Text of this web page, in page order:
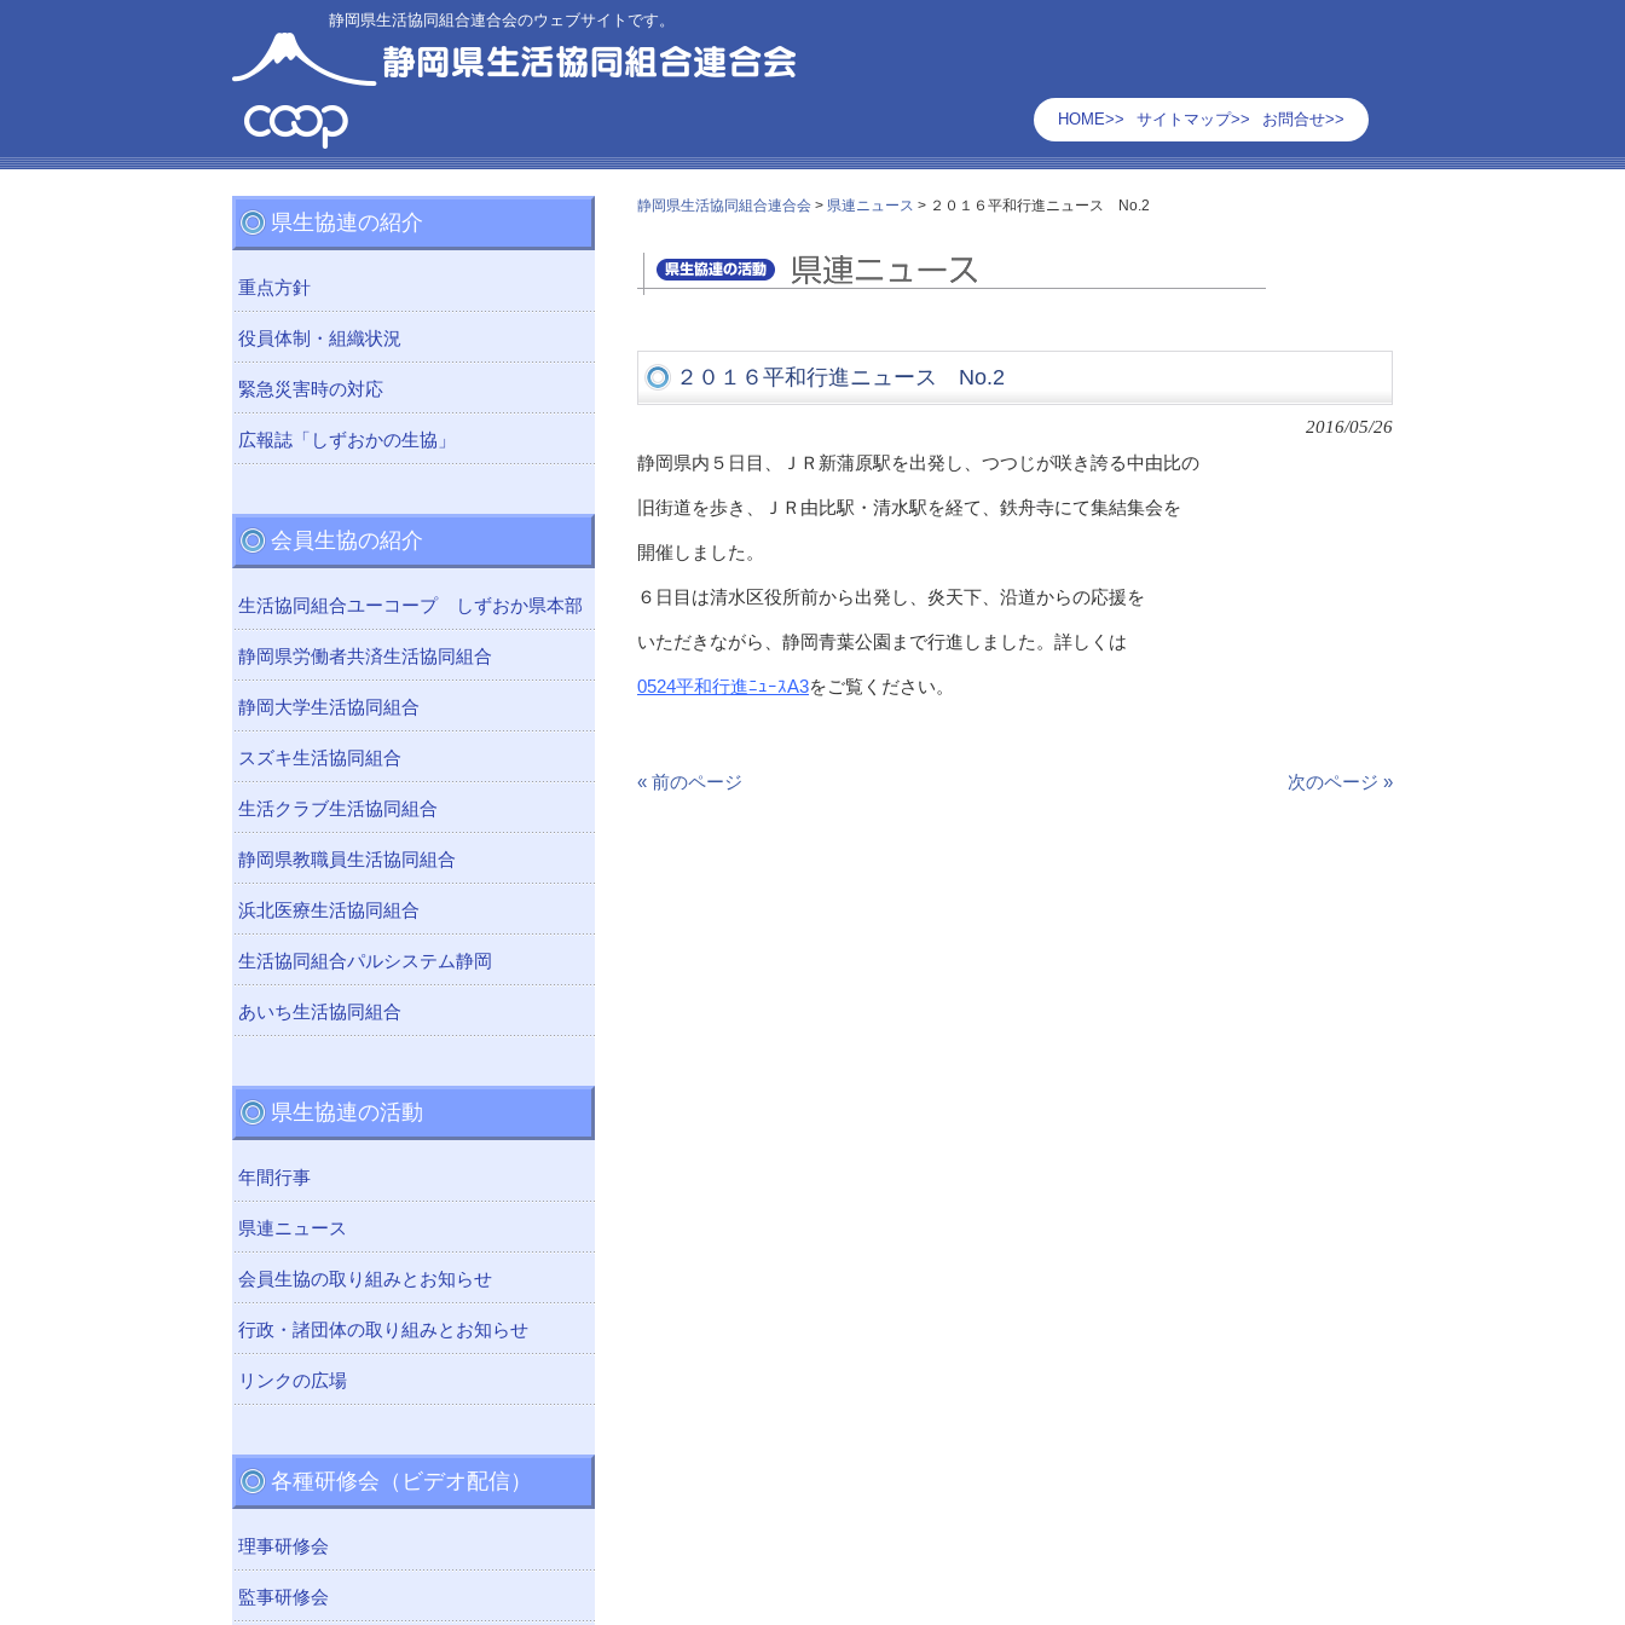
静岡県生活協同組合連合会のウェブサイトです。
お問合せ>>
サイトマップ>>
HOME>>
静岡県生活協同組合連合会 > 県連ニュース > ２０１６平和行進ニュース No.2
２０１６平和行進ニュース No.2
2016/05/26
静岡県内５日目、ＪＲ新蒲原駅を出発し、つつじが咲き誇る中由比の
旧街道を歩き、ＪＲ由比駅・清水駅を経て、鉄舟寺にて集結集会を
開催しました。
６日目は清水区役所前から出発し、炎天下、沿道からの応援を
いただきながら、静岡青葉公園まで行進しました。詳しくは
0524平和行進ﾆｭｰｽA3をご覧ください。
« 前のページ 次のページ »
県生協連の紹介
重点方針
役員体制・組織状況
緊急災害時の対応
広報誌「しずおかの生協」
会員生協の紹介
生活協同組合ユーコープ しずおか県本部
静岡県労働者共済生活協同組合
静岡大学生活協同組合
スズキ生活協同組合
生活クラブ生活協同組合
静岡県教職員生活協同組合
浜北医療生活協同組合
生活協同組合パルシステム静岡
あいち生活協同組合
県生協連の活動
年間行事
県連ニュース
会員生協の取り組みとお知らせ
行政・諸団体の取り組みとお知らせ
リンクの広場
各種研修会（ビデオ配信）
理事研修会
監事研修会